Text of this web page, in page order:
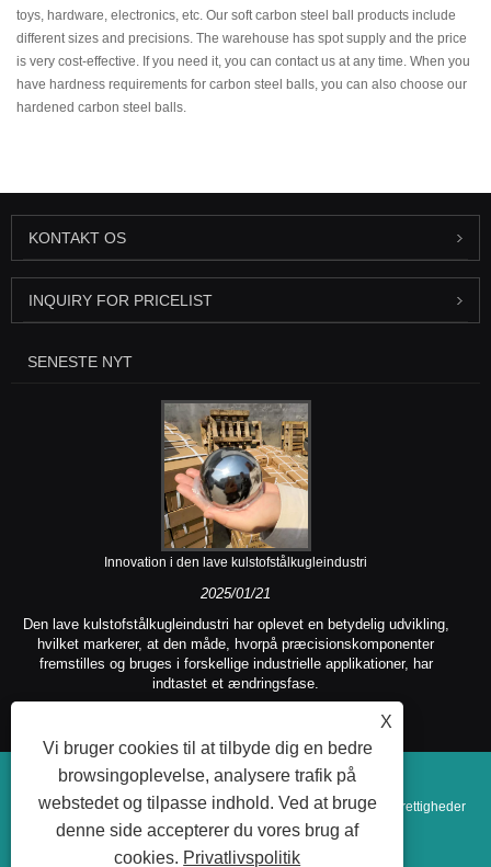
toys, hardware, electronics, etc. Our soft carbon steel ball products include
different sizes and precisions. The warehouse has spot supply and the price
is very cost-effective. If you need it, you can contact us at any time. When you
have hardness requirements for carbon steel balls, you can also choose our
hardened carbon steel balls.
KONTAKT OS
INQUIRY FOR PRICELIST
SENESTE NYT
Innovation i den lave kulstofstålkugleindustri
2025/01/21
Den lave kulstofstålkugleindustri har oplevet en betydelig udvikling,
hvilket markerer, at den måde, hvorpå præcisionskomponenter
fremstilles og bruges i forskellige industrielle applikationer, har
indtastet et ændringsfase.
Copyright © 2025 Yuncheng Kangda Steel Ball Co., Ltd. Alle rettigheder
X
Vi bruger cookies til at tilbyde dig en bedre
browsingoplevelse, analysere trafik på
webstedet og tilpasse indhold. Ved at bruge
denne side accepterer du vores brug af
cookies. Privatlivspolitik